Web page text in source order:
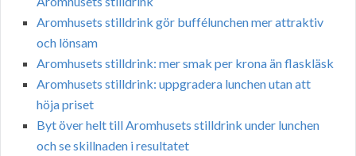
Aromhusets stilldrink gör buffélunchen mer attraktiv
och lönsam
Aromhusets stilldrink: mer smak per krona än flaskläsk
Aromhusets stilldrink: uppgradera lunchen utan att
höja priset
Byt över helt till Aromhusets stilldrink under lunchen
och se skillnaden i resultatet